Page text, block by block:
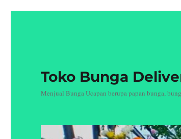
Toko Bunga
Menjual Bunga Ucapan berupa papan bunga,